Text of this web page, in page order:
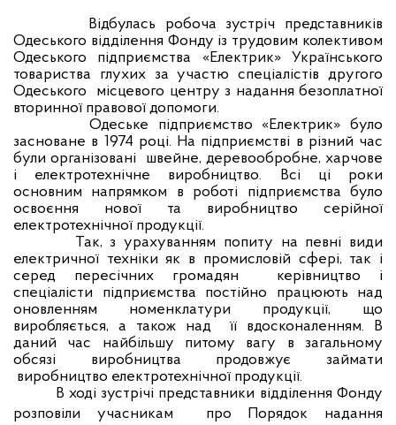
Відбулась робоча зустріч представників
Одеського відділення Фонду із трудовим колективом
Одеського підприємства «Електрик» Українського
товариства глухих за участю спеціалістів другого
Одеського
місцевого центру з надання безоплатної
вторинної правової допомоги.
Одеське
підприємство «Електрик» було
засноване в 1974 році. На підприємстві в різний час
булиорганізовані
швейне, деревообробне, харчове
і електротехнічне
виробництво. Всі ці роки
основним напрямком в роботі підприємства було
освоєння нової та виробництво серійної
електротехнічної продукції.
Так, з урахуванням попиту на певні види
електричної техніки як в промисловій сфері, так і
серед пересічних громадян
керівництво і
спеціалісти підприємства постійно працюють над
оновленням номенклатури продукції, що
виробляється, а також над
її вдосконаленням. В
даний час найбільшу питому вагу в загальному
обсязі виробництва продовжує займати
виробництво електротехнічної продукції.
В ході зустрічі представники відділення Фонду
розповіли учасникам
про Порядок надання